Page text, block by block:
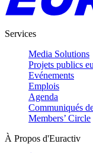
Services
Media Solutions
Projets publics
Evénements
Emplois
Agenda
Communiqués
Members’ Circle
À Propos d'Euractiv